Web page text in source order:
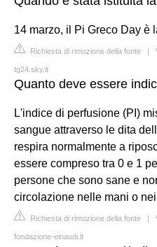
14 marzo, il Pi Greco Day è
Richiesta di rimozione della fonte |
tg24.sky.it
Quanto deve essere
L'indice di perfusione (PI)
sangue attraverso le dita
respira normalmente a
essere compreso tra 0 e 1
persone che sono sane e
circolazione nelle mani o
Richiesta di rimozione della fonte |
fondazione-einaudi.it